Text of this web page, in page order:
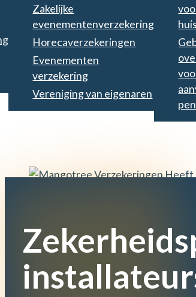
Zakelijke
evenementenverzekering
Horecaverzekeringen
Evenementen
verzekering
Vereniging van eigenaren